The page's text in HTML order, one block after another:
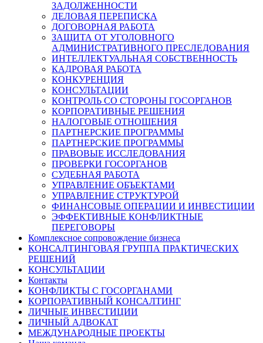
ЗАДОЛЖЕННОСТИ
ДЕЛОВАЯ ПЕРЕПИСКА
ДОГОВОРНАЯ РАБОТА
ЗАЩИТА ОТ УГОЛОВНОГО
АДМИНИСТРАТИВНОГО ПРЕСЛЕДОВАНИЯ
ИНТЕЛЛЕКТУАЛЬНАЯ СОБСТВЕННОСТЬ
КАДРОВАЯ РАБОТА
КОНКУРЕНЦИЯ
КОНСУЛЬТАЦИИ
КОНТРОЛЬ СО СТОРОНЫ ГОСОРГАНОВ
КОРПОРАТИВНЫЕ РЕШЕНИЯ
НАЛОГОВЫЕ ОТНОШЕНИЯ
ПАРТНЕРСКИЕ ПРОГРАММЫ
ПАРТНЕРСКИЕ ПРОГРАММЫ
ПРАВОВЫЕ ИССЛЕДОВАНИЯ
ПРОВЕРКИ ГОСОРГАНОВ
СУДЕБНАЯ РАБОТА
УПРАВЛЕНИЕ ОБЪЕКТАМИ
УПРАВЛЕНИЕ СТРУКТУРОЙ
ФИНАНСОВЫЕ ОПЕРАЦИИ И ИНВЕСТИЦИИ
ЭФФЕКТИВНЫЕ КОНФЛИКТНЫЕ
ПЕРЕГОВОРЫ
Комплексное сопровождение бизнеса
КОНСАЛТИНГОВАЯ ГРУППА ПРАКТИЧЕСКИХ
РЕШЕНИЙ
КОНСУЛЬТАЦИИ
Контакты
КОНФЛИКТЫ С ГОСОРГАНАМИ
КОРПОРАТИВНЫЙ КОНСАЛТИНГ
ЛИЧНЫЕ ИНВЕСТИЦИИ
ЛИЧНЫЙ АДВОКАТ
МЕЖДУНАРОДНЫЕ ПРОЕКТЫ